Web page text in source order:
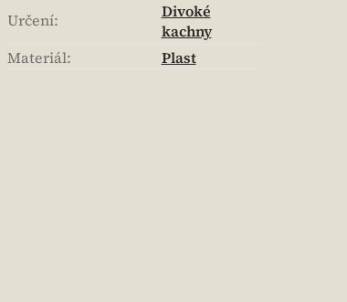
Určení:
Divoké
kachny
Materiál: Plast